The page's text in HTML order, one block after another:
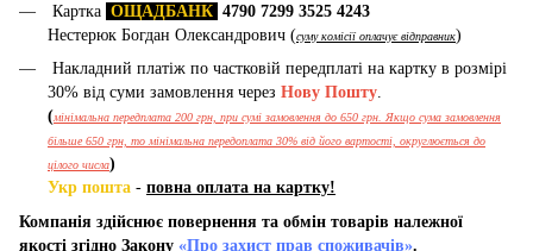
Картка ОЩАДБАНК 4790 7299 3525 4243
Нестерюк Богдан Олександрович (суму комісії оплачує відправник)
Накладний платіж по частковій передплаті на картку в розмірі
30% від суми замовлення через Нову Пошту.
(мінімальна передплата 200 грн, при сумі замовлення до 650 грн. Якщо сума замовлення
більше 650 грн, то мінімальна передоплата 30% від його вартості, округлюється до
цілого числа)
Укр пошта - повна оплата на картку!
Компанія здійснює повернення та обмін товарів належної
якості згідно Закону «Про захист прав споживачів».